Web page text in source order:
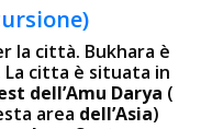
la città. Bukhara è
La cittа è situata in
dell’Amu Darya (
area dell’Asia)